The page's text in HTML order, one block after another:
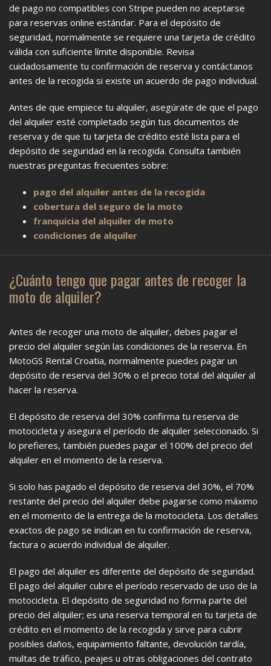
de pago no compatibles con Stripe pueden no aceptarse
para reservas online estándar. Para el depósito de
seguridad, normalmente se requiere una tarjeta de crédito
válida con suficiente límite disponible. Revisa
cuidadosamente tu confirmación de reserva y contáctanos
antes de la recogida si existe un acuerdo de pago individual.
Antes de que empiece tu alquiler, asegúrate de que el pago
del alquiler esté completado según tus documentos de
reserva y de que tu tarjeta de crédito esté lista para el
depósito de seguridad en la recogida. Consulta también
nuestras preguntas frecuentes sobre:
pago del alquiler antes de la recogida
cobertura del seguro de la moto
franquicia del alquiler de moto
condiciones de alquiler
¿Cuánto tengo que pagar antes de recoger la
moto de alquiler?
Antes de recoger una moto de alquiler, debes pagar el
precio del alquiler según las condiciones de la reserva. En
MotoGS Rental Croatia, normalmente puedes pagar un
depósito de reserva del 30% o el precio total del alquiler al
hacer la reserva.
El depósito de reserva del 30% confirma tu reserva de
motocicleta y asegura el período de alquiler seleccionado. Si
lo prefieres, también puedes pagar el 100% del precio del
alquiler en el momento de la reserva.
Si solo has pagado el depósito de reserva del 30%, el 70%
restante del precio del alquiler debe pagarse como máximo
en el momento de la entrega de la motocicleta. Los detalles
exactos de pago se indican en tu confirmación de reserva,
factura o acuerdo individual de alquiler.
El pago del alquiler es diferente del depósito de seguridad.
El pago del alquiler cubre el período reservado de uso de la
motocicleta. El depósito de seguridad no forma parte del
precio del alquiler; es una reserva temporal en tu tarjeta de
crédito en el momento de la recogida y sirve para cubrir
posibles daños, equipamiento faltante, devolución tardía,
multas de tráfico, peajes u otras obligaciones del contrato